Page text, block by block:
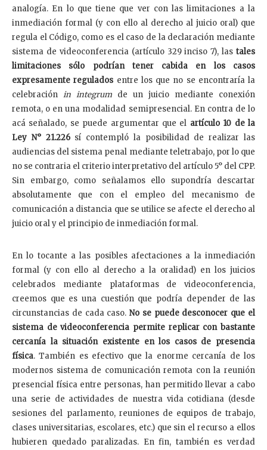
analogía. En lo que tiene que ver con las limitaciones a la
inmediación formal (y con ello al derecho al juicio oral) que
regula el Código, como es el caso de la declaración mediante
sistema de videoconferencia (artículo 329 inciso 7), las tales
limitaciones sólo podrían tener cabida en los casos
expresamente regulados entre los que no se encontraría la
celebración in integrum de un juicio mediante conexión
remota, o en una modalidad semipresencial. En contra de lo
acá señalado, se puede argumentar que el artículo 10 de la
Ley N° 21.226 sí contempló la posibilidad de realizar las
audiencias del sistema penal mediante teletrabajo, por lo que
no se contraria el criterio interpretativo del artículo 5° del CPP.
Sin embargo, como señalamos ello supondría descartar
absolutamente que con el empleo del mecanismo de
comunicación a distancia que se utilice se afecte el derecho al
juicio oral y el principio de inmediación formal.
En lo tocante a las posibles afectaciones a la inmediación
formal (y con ello al derecho a la oralidad) en los juicios
celebrados mediante plataformas de videoconferencia,
creemos que es una cuestión que podría depender de las
circunstancias de cada caso.No se puede desconocer que el
sistema de videoconferencia permite replicar con bastante
cercanía la situación existente en los casos de presencia
física. También es efectivo que la enorme cercanía de los
modernos sistema de comunicación remota con la reunión
presencial física entre personas, han permitido llevar a cabo
una serie de actividades de nuestra vida cotidiana (desde
sesiones del parlamento, reuniones de equipos de trabajo,
clases universitarias, escolares, etc.) que sin el recurso a ellos
hubieren quedado paralizadas. En fin, también es verdad